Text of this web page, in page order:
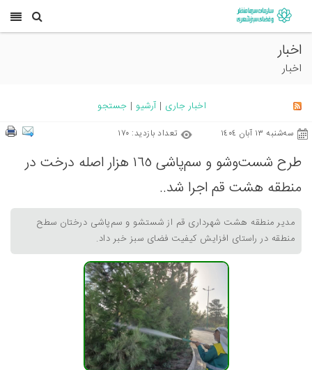
اخبار
اخبار
اخبار جاری | آرشیو | جستجو
ﺳﻪشنبه ١٣ آبان ١٤٠٤ تعداد بازدید: ١٧٠
طرح شست‌وشو و سم‌پاشی ١٦٥ هزار اصله درخت در
منطقه هشت قم اجرا شد..
مدیر منطقه هشت شهرداری قم از شستشو و سم‌پاشی درختان سطح
منطقه در راستای افزایش کیفیت فضای سبز خبر داد.